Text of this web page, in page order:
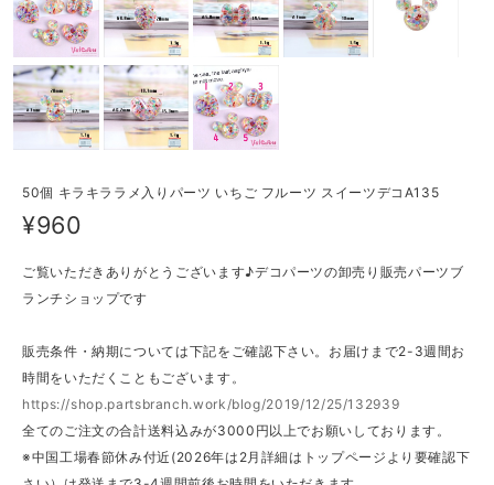
50個 キラキララメ入りパーツ いちご フルーツ スイーツデコA135
¥960
ご覧いただきありがとうございます♪デコパーツの卸売り販売パーツブ
ランチショップです
販売条件・納期については下記をご確認下さい。お届けまで2-3週間お
時間をいただくこともございます。
https://shop.partsbranch.work/blog/2019/12/25/132939
全てのご注文の合計送料込みが3000円以上でお願いしております。
※中国工場春節休み付近(2026年は2月詳細はトップページより要確認下